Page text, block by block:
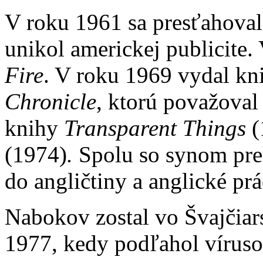
V roku 1961 sa
unikol americkej
Fire. V roku 1969 vydal
Chronicle, ktorú
knihy Transparent Things
(1974). Spolu so synom
do angličtiny a anglické
Nabokov zostal vo
1977, kedy podľahol